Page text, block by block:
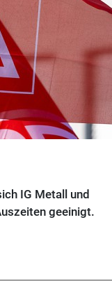
IG Metall und
geeinigt.